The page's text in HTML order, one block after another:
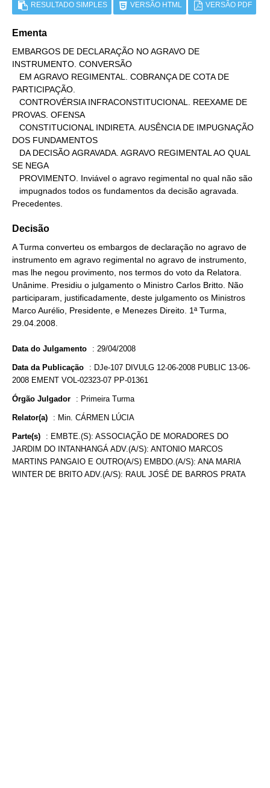
RESULTADO SIMPLES VERSÃO HTML VERSÃO PDF
Ementa
EMBARGOS DE DECLARAÇÃO NO AGRAVO DE
INSTRUMENTO. CONVERSÃO
PARTICIPAÇÃO.
PROVAS. OFENSA
DOS FUNDAMENTOS
SE NEGA
Precedentes.
Decisão
A Turma converteu os embargos de declaração no agravo de
instrumento em agravo regimental no agravo de instrumento,
mas lhe negou provimento, nos termos do voto da Relatora.
Unânime. Presidiu o julgamento o Ministro Carlos Britto. Não
participaram, justificadamente, deste julgamento os Ministros
Marco Aurélio, Presidente, e Menezes Direito. 1ª Turma,
29.04.2008.
Data do Julgamento : 29/04/2008
Data da Publicação : DJe-107 DIVULG 12-06-2008 PUBLIC 13-06-
2008 EMENT VOL-02323-07 PP-01361
Órgão Julgador : Primeira Turma
Relator(a) : Min. CÁRMEN LÚCIA
Parte(s) : EMBTE.(S): ASSOCIAÇÃO DE MORADORES DO
JARDIM DO INTANHANGÁ ADV.(A/S): ANTONIO MARCOS
MARTINS PANGAIO E OUTRO(A/S) EMBDO.(A/S): ANA MARIA
WINTER DE BRITO ADV.(A/S): RAUL JOSÉ DE BARROS PRATA